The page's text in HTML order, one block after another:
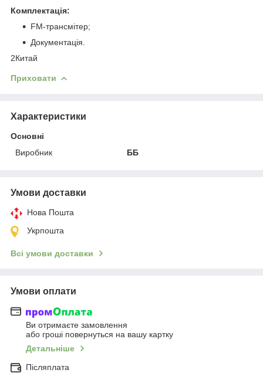
Комплектація:
FM-трансмітер;
Документація.
2Китай
Приховати
Характеристики
Основні
Виробник
ББ
Умови доставки
Нова Пошта
Укрпошта
Всі умови доставки
Умови оплати
Ви отримаєте замовлення
або гроші повернуться на вашу картку
Детальніше
Післяплата